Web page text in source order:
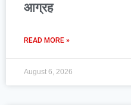
आग्रह
READ MORE »
August 6, 2026